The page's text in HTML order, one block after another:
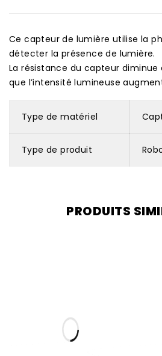
Ce capteur de lumière utilise la
détecter la présence de lumière.
La résistance du capteur
que l’intensité lumineuse
Type de matériel
Type de produit
PRODUITS